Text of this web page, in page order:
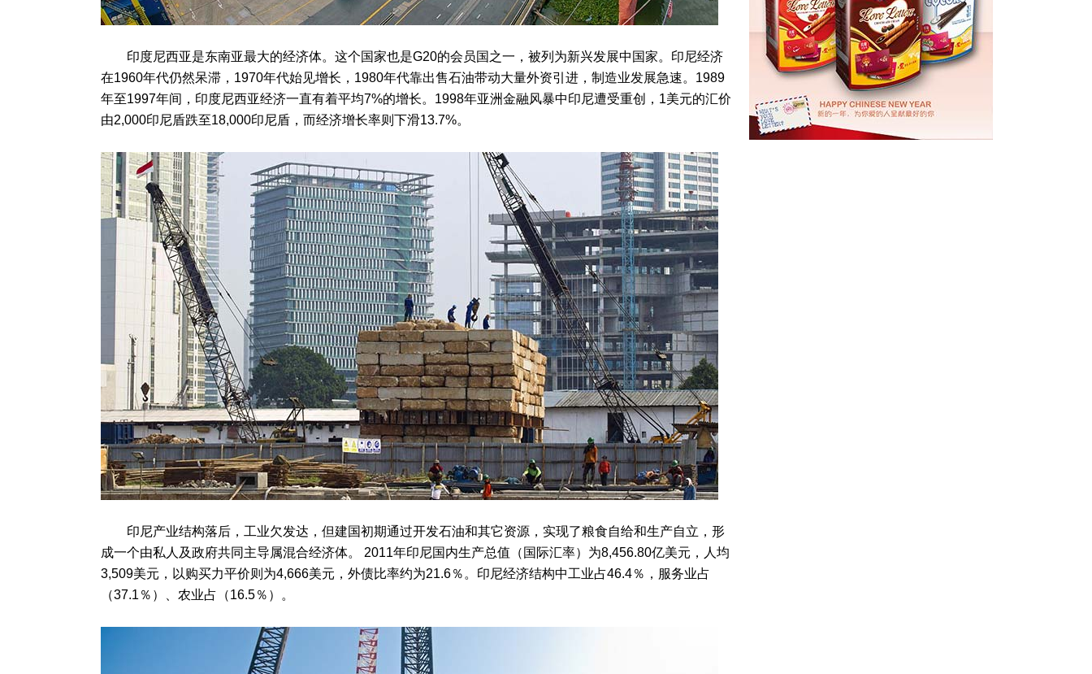
印度尼西亚是东南亚最大的经济体。这个国家也是G20的会员国之一，被列为新兴发展中国家。印尼经济
在1960年代仍然呆滞，1970年代始见增长，1980年代靠出售石油带动大量外资引进，制造业发展急速。1989
年至1997年间，印度尼西亚经济一直有着平均7%的增长。1998年亚洲金融风暴中印尼遭受重创，1美元的汇价
由2,000印尼盾跌至18,000印尼盾，而经济增长率则下滑13.7%。
印尼产业结构落后，工业欠发达，但建国初期通过开发石油和其它资源，实现了粮食自给和生产自立，形
成一个由私人及政府共同主导属混合经济体。 2011年印尼国内生产总值（国际汇率）为8,456.80亿美元，人均
3,509美元，以购买力平价则为4,666美元，外债比率约为21.6％。印尼经济结构中工业占46.4％，服务业占
（37.1％）、农业占（16.5％）。